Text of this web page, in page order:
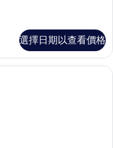
選擇日期以查看價格
放式客房 | 舒適加層、書桌、